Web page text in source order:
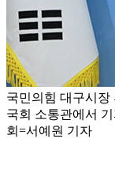
국민의힘 대구시장
국회 소통관에서
회=서예원 기자